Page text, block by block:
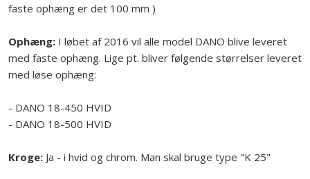
faste ophæng er det 100 mm )
Ophæng:I løbet af 2016 vil alle model DANO blive leveret
med faste ophæng. Lige pt. bliver følgende størrelser leveret
med løse ophæng:
- DANO 18-450 HVID
- DANO 18-500 HVID
Kroge:Ja - i hvid og chrom. Man skal bruge type "K 25"